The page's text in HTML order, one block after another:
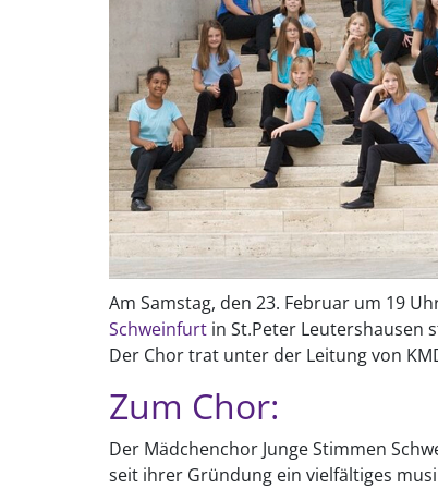
Am Samstag, den 23. Februar um 19
Schweinfurt in St.Peter Leutershausen
Der Chor trat unter der Leitung von
Zum Chor:
Der Mädchenchor Junge Stimmen
seit ihrer Gründung ein vielfältiges